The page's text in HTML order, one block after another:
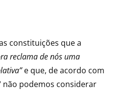
constituições que a
reclama de nós uma
e que, de acordo com
não podemos considerar